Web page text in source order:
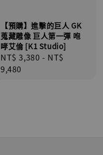
【預購】進擊的巨人 GK
蒐藏雕像 巨人第一彈 咆
哮艾倫 [K1 Studio]
Regular
price
NT$ 3,380 - NT$
9,480